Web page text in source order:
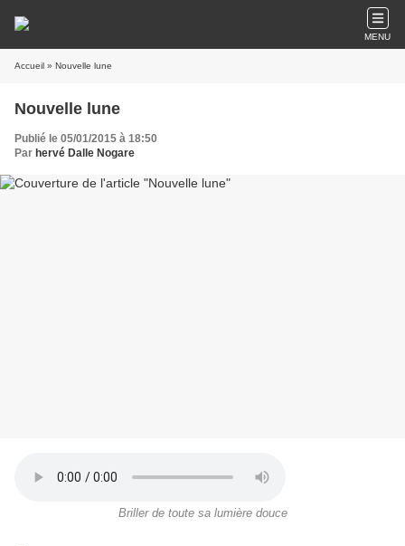
MENU
Accueil » Nouvelle lune
Nouvelle lune
Publié le 05/01/2015 à 18:50
Par hervé Dalle Nogare
Briller de toute sa lumière douce